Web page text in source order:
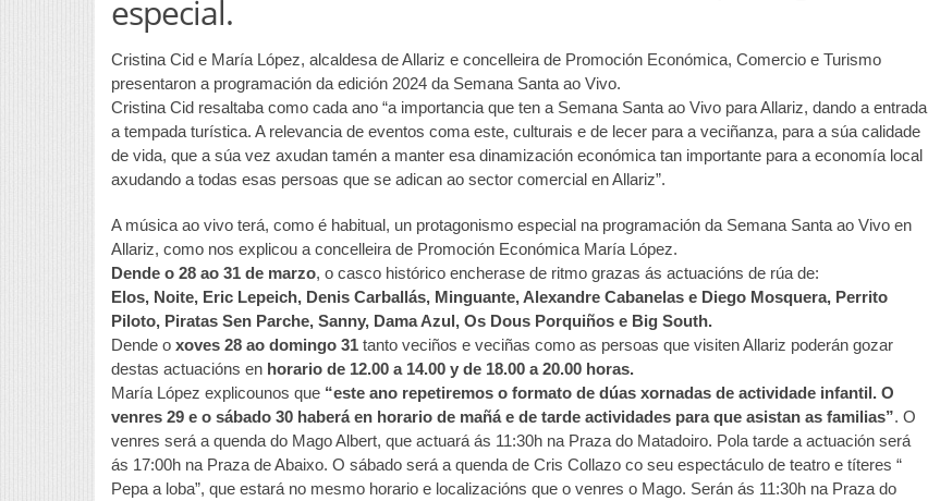
especial.
Cristina Cid e María López, alcaldesa de Allariz e concelleira de Promoción Económica, Comercio e Turismo
presentaron a programación da edición 2024 da Semana Santa ao Vivo.
Cristina Cid resaltaba como cada ano “a importancia que ten a Semana Santa ao Vivo para Allariz, dando a entrada
a tempada turística. A relevancia de eventos coma este, culturais e de lecer para a veciñanza, para a súa calidade
de vida, que a súa vez axudan tamén a manter esa dinamización económica tan importante para a economía local
axudando a todas esas persoas que se adican ao sector comercial en Allariz”.
A música ao vivo terá, como é habitual, un protagonismo especial na programación da Semana Santa ao Vivo en
Allariz, como nos explicou a concelleira de Promoción Económica María López.
Dende o 28 ao 31 de marzo, o casco histórico encherase de ritmo grazas ás actuacións de rúa de:
Elos, Noite, Eric Lepeich, Denis Carballás, Minguante, Alexandre Cabanelas e Diego Mosquera, Perrito
Piloto, Piratas Sen Parche, Sanny, Dama Azul, Os Dous Porquiños e Big South.
Dende o xoves 28 ao domingo 31 tanto veciños e veciñas como as persoas que visiten Allariz poderán gozar
destas actuacións en horario de 12.00 a 14.00 y de 18.00 a 20.00 horas.
María López explicounos que “este ano repetiremos o formato de dúas xornadas de actividade infantil. O
venres 29 e o sábado 30 haberá en horario de mañá e de tarde actividades para que asistan as familias”. O
venres será a quenda do Mago Albert, que actuará ás 11:30h na Praza do Matadoiro. Pola tarde a actuación será
ás 17:00h na Praza de Abaixo. O sábado será a quenda de Cris Collazo co seu espectáculo de teatro e títeres “
Pepa a loba”, que estará no mesmo horario e localizacións que o venres o Mago. Serán ás 11:30h na Praza do